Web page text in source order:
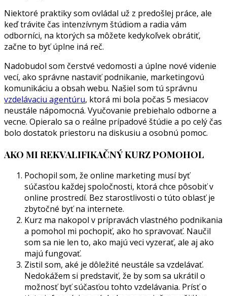
Niektoré praktiky som ovládal už z predošlej práce, ale
keď trávite čas intenzívnym štúdiom a radia vám
odborníci, na ktorých sa môžete kedykoľvek obrátiť,
začne to byť úplne iná reč.
Nadobudol som čerstvé vedomosti a úplne nové videnie
vecí, ako správne nastaviť podnikanie, marketingovú
komunikáciu a obsah webu. Našiel som tú správnu
vzdelávaciu agentúru, ktorá mi bola počas 5 mesiacov
neustále nápomocná. Vyučovanie prebiehalo odborne a
vecne. Opieralo sa o reálne prípadové štúdie a po celý čas
bolo dostatok priestoru na diskusiu a osobnú pomoc.
AKO MI REKVALIFIKAČNÝ KURZ POMOHOL
Pochopil som, že online marketing musí byť
súčasťou každej spoločnosti, ktorá chce pôsobiť v
online prostredí. Bez starostlivosti o túto oblasť je
zbytočné byť na internete.
Kurz ma nakopol v prípravách vlastného podnikania
a pomohol mi pochopiť, ako ho spravovať. Naučil
som sa nie len to, ako majú veci vyzerať, ale aj ako
majú fungovať.
Zistil som, aké je dôležité neustále sa vzdelávať.
Nedokážem si predstaviť, že by som sa ukrátil o
možnosť byť súčasťou tohto vzdelávania. Prísť o